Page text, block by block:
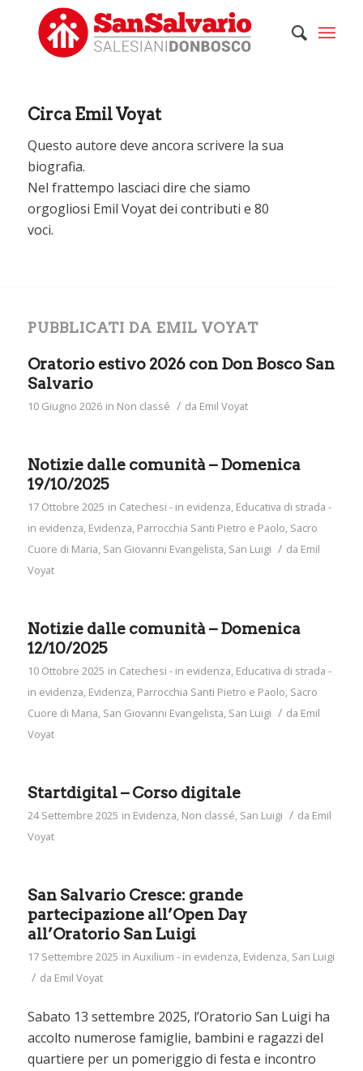
Circa Emil Voyat
Questo autore deve ancora scrivere la sua
biografia.
Nel frattempo lasciaci dire che siamo
orgogliosi Emil Voyatdei contributi e 80
voci.
PUBBLICATI DA EMIL VOYAT
Oratorio estivo 2026 con Don Bosco San
Salvario
10 Giugno 2026 in Non classé / da Emil Voyat
Notizie dalle comunità – Domenica
19/10/2025
17 Ottobre 2025 in Catechesi - in evidenza, Educativa di strada -
in evidenza, Evidenza, Parrocchia Santi Pietro e Paolo, Sacro
Cuore di Maria, San Giovanni Evangelista, San Luigi / da Emil
Voyat
Notizie dalle comunità – Domenica
12/10/2025
10 Ottobre 2025 in Catechesi - in evidenza, Educativa di strada -
in evidenza, Evidenza, Parrocchia Santi Pietro e Paolo, Sacro
Cuore di Maria, San Giovanni Evangelista, San Luigi / da Emil
Voyat
Startdigital – Corso digitale
24 Settembre 2025 in Evidenza, Non classé, San Luigi / da Emil
Voyat
San Salvario Cresce: grande
partecipazione all’Open Day
all’Oratorio San Luigi
17 Settembre 2025 in Auxilium - in evidenza, Evidenza, San Luigi
/ da Emil Voyat
Sabato 13 settembre 2025, l’Oratorio San Luigi ha
accolto numerose famiglie, bambini e ragazzi del
quartiere per un pomeriggio di festa e incontro